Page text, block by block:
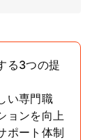
る3つの提
い専門職
ョンを向上
ポート体制